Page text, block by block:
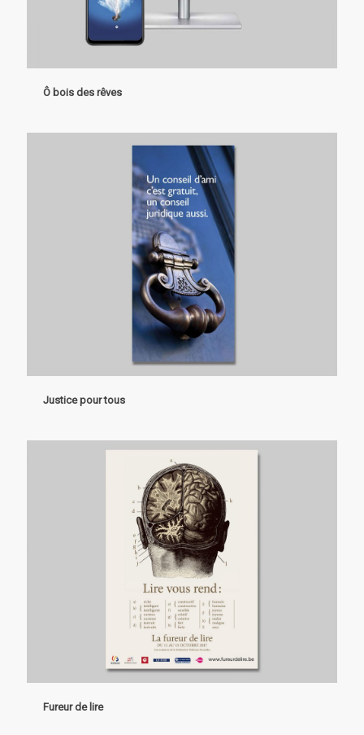
Ô bois des rêves
Justice pour tous
Fureur de lire